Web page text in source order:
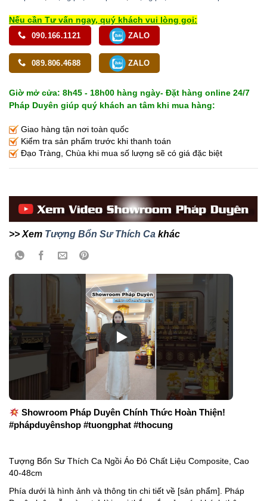
Nếu cần Tư vấn ngay, quý khách vui lòng gọi:
090.166.1121 ZALO
089.806.4688 ZALO
Giờ mở cửa: 8h45 - 18h00 hàng ngày- Đặt hàng online 24/7
Pháp Duyên giúp quý khách an tâm khi mua hàng:
Giao hàng tận nơi toàn quốc
Kiểm tra sản phẩm trước khi thanh toán
Đạo Tràng, Chùa khi mua số lượng sẽ có giá đặc biệt
>> Xem Tượng Bổn Sư Thích Ca khác
Showroom Pháp Duyên Chính Thức Hoàn Thiện!
#phápduyênshop #tuongphat #thocung
Tượng Bổn Sư Thích Ca Ngồi Áo Đỏ Chất Liệu Composite, Cao
40-48cm
Phía dưới là hình ảnh và thông tin chi tiết về [sản phẩm]. Pháp